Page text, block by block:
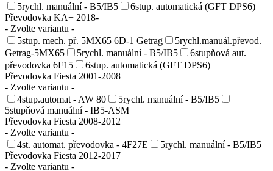
5rychl. manuální - B5/IB5
6stup. automatická (GFT DPS6)
Převodovka KA+ 2018-
- Zvolte variantu -
5stup. mech. př. 5MX65 6D-1 Getrag
5rychl.manuál.převod.
Getrag-5MX65
5rychl. manuální - B5/IB5
6stupňová aut.
převodovka 6F15
6stup. automatická (GFT DPS6)
Převodovka Fiesta 2001-2008
- Zvolte variantu -
4stup.automat - AW 80
5rychl. manuální - B5/IB5
5stupňová manuální - IB5-ASM
Převodovka Fiesta 2008-2012
- Zvolte variantu -
4st. automat. převodovka - 4F27E
5rychl. manuální - B5/IB5
Převodovka Fiesta 2012-2017
- Zvolte variantu -